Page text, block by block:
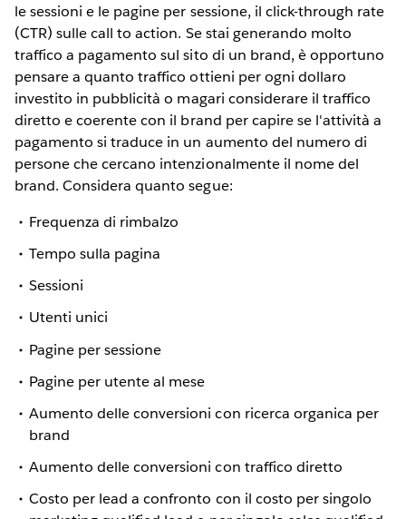
le sessioni e le pagine per sessione, il click-through rate
(CTR) sulle call to action. Se stai generando molto
traffico a pagamento sul sito di un brand, è opportuno
pensare a quanto traffico ottieni per ogni dollaro
investito in pubblicità o magari considerare il traffico
diretto e coerente con il brand per capire se l'attività a
pagamento si traduce in un aumento del numero di
persone che cercano intenzionalmente il nome del
brand. Considera quanto segue:
Frequenza di rimbalzo
Tempo sulla pagina
Sessioni
Utenti unici
Pagine per sessione
Pagine per utente al mese
Aumento delle conversioni con ricerca organica per
brand
Aumento delle conversioni con traffico diretto
Costo per lead a confronto con il costo per singolo